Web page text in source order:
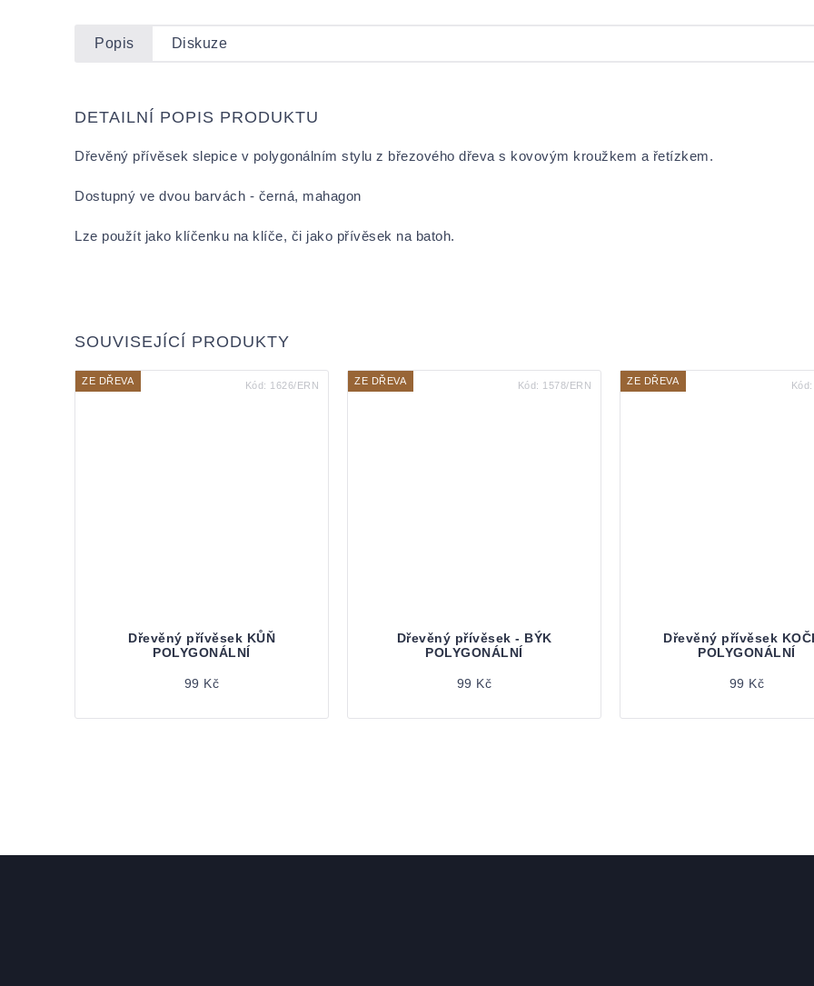
Popis Diskuze
DETAILNÍ POPIS PRODUKTU
Dřevěný přívěsek slepice v polygonálním stylu z březového dřeva s kovovým kroužkem a řetízkem.
Dostupný ve dvou barvách - černá, mahagon
Lze použít jako klíčenku na klíče, či jako přívěsek na batoh.
SOUVISEJÍCÍ PRODUKTY
ZE DŘEVA
Dřevěný přívěsek KŮŇ
POLYGONÁLNÍ
99 Kč
Kód: 1626/ERN ZE DŘEVA
Dřevěný přívěsek - BÝK
POLYGONÁLNÍ
99 Kč
Kód: 1578/ERN ZE DŘEVA
Dřevěný přívěsek
POLYGONÁLNÍ
99 Kč